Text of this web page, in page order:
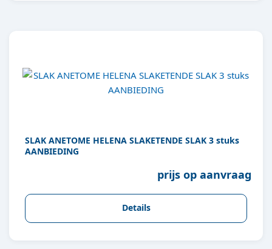
SLAK ANETOME HELENA SLAKETENDE SLAK 3 stuks
AANBIEDING
prijs op aanvraag
Details